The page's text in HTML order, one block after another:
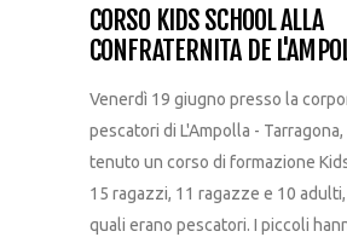
CORSO KIDS SCHOOL ALLA
CONFRATERNITA DE
Venerdì 19 giugno presso la
pescatori di L'Ampolla - Tarragona,
tenuto un corso di formazione
15 ragazzi, 11 ragazze e 10
quali erano pescatori. I piccoli